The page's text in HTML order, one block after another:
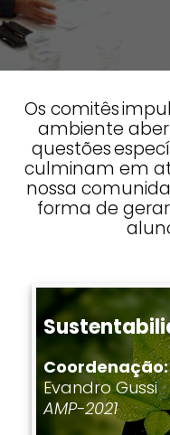
Os comitês
ambiente
questões
culminam em
nossa
forma de
Coordenação:
Evandro Gussi
AMP-2021